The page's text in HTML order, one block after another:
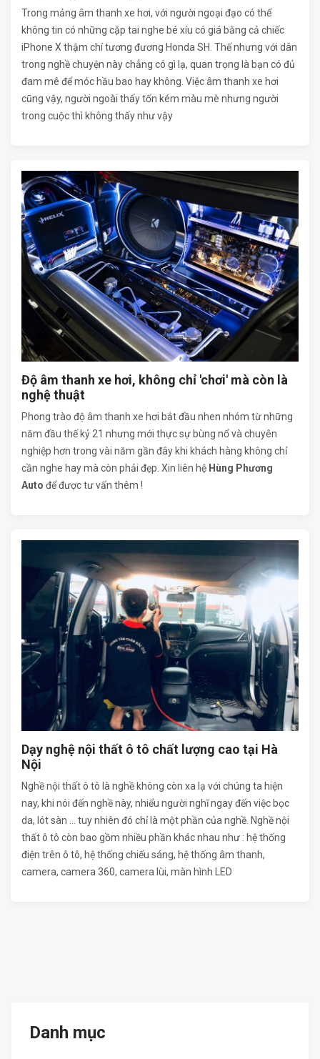
Trong mảng âm thanh xe hơi, với người ngoại đạo có thể
không tin có những cặp tai nghe bé xíu có giá bằng cả chiếc
iPhone X thậm chí tương đương Honda SH. Thế nhưng với dân
trong nghề chuyện này chẳng có gì lạ, quan trọng là bạn có đủ
đam mê để móc hầu bao hay không. Việc âm thanh xe hơi
cũng vậy, người ngoài thấy tốn kém màu mè nhưng người
trong cuộc thì không thấy như vậy
Độ âm thanh xe hơi, không chỉ 'chơi' mà còn là
nghệ thuật
Phong trào độ âm thanh xe hơi bắt đầu nhen nhóm từ những
năm đầu thế kỷ 21 nhưng mới thực sự bùng nổ và chuyên
nghiệp hơn trong vài năm gần đây khi khách hàng không chỉ
cần nghe hay mà còn phải đẹp. Xin liên hệ Hùng Phương
Auto để được tư vấn thêm !
Dạy nghệ nội thất ô tô chất lượng cao tại Hà
Nội
Nghề nội thất ô tô là nghề không còn xa lạ với chúng ta hiện
nay, khi nói đến nghề này, nhiểu người nghĩ ngay đến việc bọc
da, lót sàn ... tuy nhiên đó chỉ là một phần của nghề. Nghề nội
thất ô tô còn bao gồm nhiều phần khác nhau như : hệ thống
điện trên ô tô, hệ thống chiếu sáng, hệ thống âm thanh,
camera, camera 360, camera lùi, màn hình LED
Danh mục